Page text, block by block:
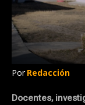
Por Redacción
Docentes,